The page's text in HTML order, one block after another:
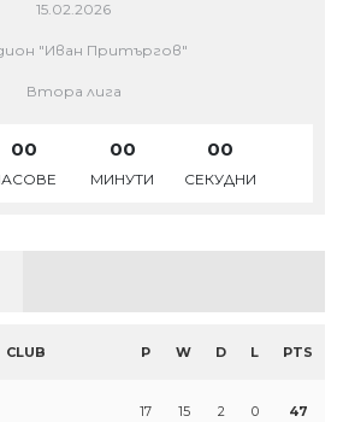
15.02.2026
"Иван Притъргов"
Втора лига
00 00
МИНУТИ
00
СЕКУДНИ
CLUB P W D L PTS
17 15 2 0 47